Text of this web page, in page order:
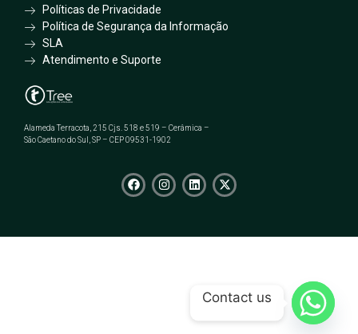
Políticas de Privacidade
Política de Segurança da Informação
SLA
Atendimento e Suporte
Alameda Terracota, 215 Cjs. 518 e 519 – Cerâmica –
São Caetano do Sul, SP – CEP 09531-1902
Contact us